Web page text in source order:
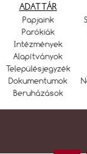
ADATTÁR
Papjaink
Parókiák
Intézmények
Alapítványok
Településjegyzék
Dokumentumok
Beruházások